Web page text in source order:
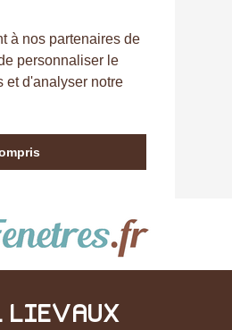
à nos partenaires de
personnaliser le
et d'analyser notre
LIEVAUX